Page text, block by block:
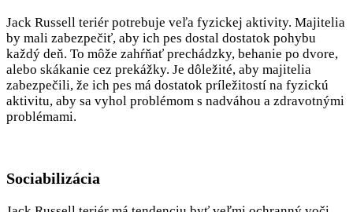
Jack Russell teriér potrebuje veľa fyzickej aktivity. Majitelia
by mali zabezpečiť, aby ich pes dostal dostatok pohybu
každý deň. To môže zahŕňať prechádzky, behanie po dvore,
alebo skákanie cez prekážky. Je dôležité, aby majitelia
zabezpečili, že ich pes má dostatok príležitostí na fyzickú
aktivitu, aby sa vyhol problémom s nadváhou a zdravotnými
problémami.
Sociabilizácia